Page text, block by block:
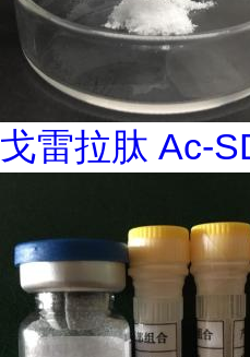
戈雷拉肽 Ac-